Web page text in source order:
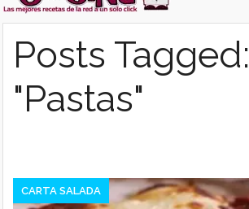
Posts Tagged:
"Pastas"
CARTA SALADA